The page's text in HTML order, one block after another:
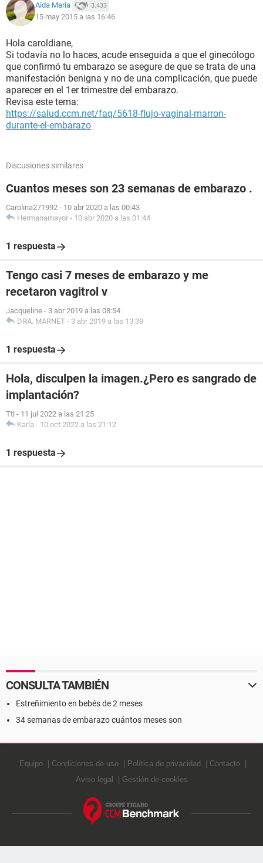
Aída María 3.433
15 may 2015 a las 16:46
Hola caroldiane,
Si todavía no lo haces, acude enseguida a que el ginecólogo
que confirmó tu embarazo se asegure de que se trata de una
manifestación benigna y no de una complicación, que puede
aparecer en el 1er trimestre del embarazo.
Revisa este tema:
https://salud.ccm.net/faq/5618-flujo-vaginal-marron-
durante-el-embarazo
Discusiones similares
Cuantos meses son 23 semanas de embarazo .
Carolina271992 - 10 abr 2020 a las 00:43
Hermanamayor - 10 abr 2020 a las 01:44
1 respuesta
Tengo casi 7 meses de embarazo y me
recetaron vagitrol v
Jacqueline - 3 abr 2019 a las 08:54
DRA. MARNET - 3 abr 2019 a las 13:39
1 respuesta
Hola, disculpen la imagen.¿Pero es sangrado de
implantación?
Ttl - 11 jul 2022 a las 21:25
Karla - 10 oct 2022 a las 21:12
1 respuesta
CONSULTA TAMBIÉN
Estreñimiento en bebés de 2 meses
34 semanas de embarazo cuántos meses son
Equipo Condiciones de uso Política de privacidad
Contacto
Aviso legal
Gestión de cookies